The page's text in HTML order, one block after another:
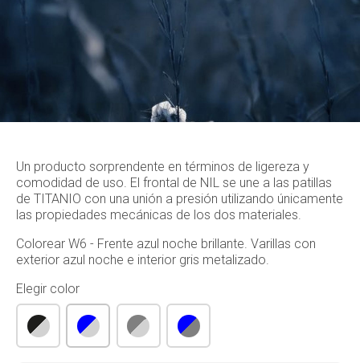
Un producto sorprendente en términos de ligereza y
comodidad de uso. El frontal de NIL se une a las patillas
de TITANIO con una unión a presión utilizando únicamente
las propiedades mecánicas de los dos materiales.
Colorear W6 - Frente azul noche brillante. Varillas con
exterior azul noche e interior gris metalizado.
Elegir color